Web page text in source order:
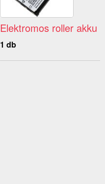
Elektromos roller akku
1 db